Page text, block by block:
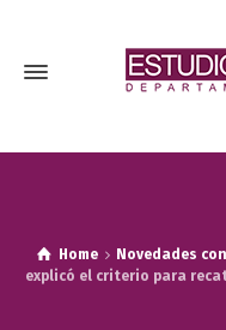
Home Novedades
explicó el criterio para